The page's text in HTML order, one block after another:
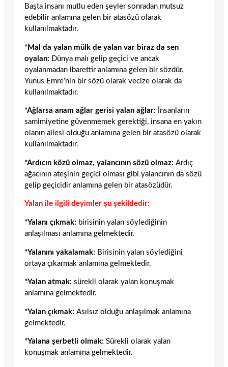
Başta insanı mutlu eden şeyler sonradan mutsuz
edebilir anlamına gelen bir atasözü olarak
kullanılmaktadır.
*Mal da yalan mülk de yalan var biraz da sen
oyalan: Dünya malı gelip geçici ve ancak
oyalanmadan ibarettir anlamına gelen bir sözdür.
Yunus Emre’nin bir sözü olarak vecize olarak da
kullanılmaktadır.
*Ağlarsa anam ağlar gerisi yalan ağlar: İnsanların
samimiyetine güvenmemek gerektiği, insana en yakın
olanın ailesi olduğu anlamına gelen bir atasözü olarak
kullanılmaktadır.
*Ardıcın közü olmaz, yalancının sözü olmaz: Ardıç
ağacının ateşinin geçici olması gibi yalancının da sözü
gelip geçicidir anlamına gelen bir atasözüdür.
Yalan ile ilgili deyimler şu şekildedir:
*Yalanı çıkmak: birisinin yalan söylediğinin
anlaşılması anlamına gelmektedir.
*Yalanını yakalamak: Birisinin yalan söylediğini
ortaya çıkarmak anlamına gelmektedir.
*Yalan atmak: sürekli olarak yalan konuşmak
anlamına gelmektedir.
*Yalan çıkmak: Asılsız olduğu anlaşılmak anlamına
gelmektedir.
*Yalana şerbetli olmak: Sürekli olarak yalan
konuşmak anlamına gelmektedir.